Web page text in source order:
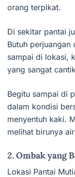
orang terpikat.
Di sekitar pantai
Butuh perjuangan
sampai di lokasi,
yang sangat
Begitu sampai di
dalam kondisi
menyentuh kaki.
melihat birunya
2. Ombak yang
Lokasi Pantai